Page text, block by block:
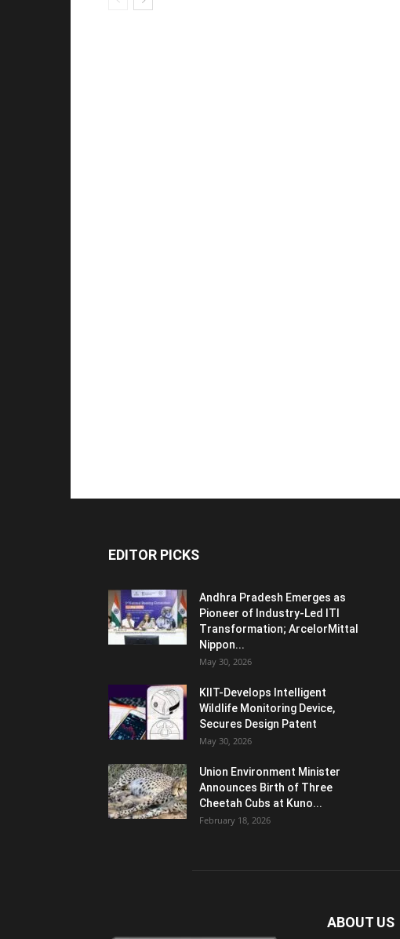
EDITOR PICKS
Andhra Pradesh Emerges as
Pioneer of Industry-Led ITI
Transformation; ArcelorMittal
Nippon...
May 30, 2026
KIIT-Develops Intelligent
Wildlife Monitoring Device,
Secures Design Patent
May 30, 2026
Union Environment Minister
Announces Birth of Three
Cheetah Cubs at Kuno...
February 18, 2026
ABOUT US